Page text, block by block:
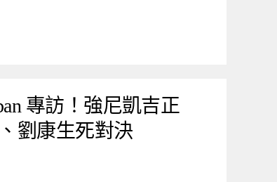
專訪！強尼凱吉正
劉康生死對決